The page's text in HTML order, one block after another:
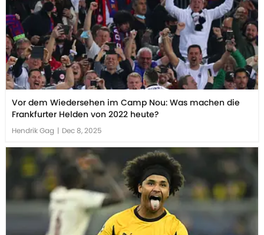
Vor dem Wiedersehen im Camp Nou: Was machen die
Frankfurter Helden von 2022 heute?
Hendrik Gag | Dec 8, 2025